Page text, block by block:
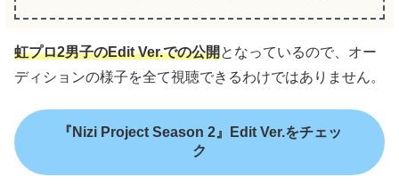
虹プロ2男子のEdit Ver.での公開となっているので、オー
ディションの様子を全て視聴できるわけではありません。
『Nizi Project Season 2』Edit Ver.をチェッ
ク